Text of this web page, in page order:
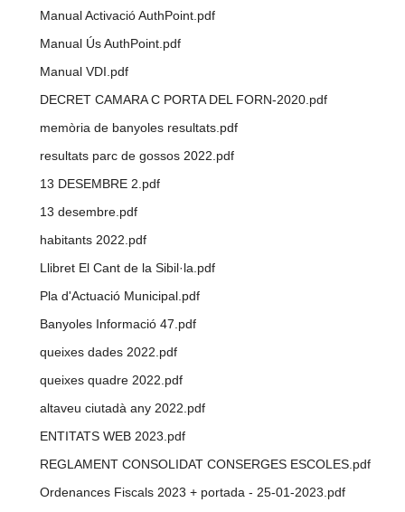
Manual Activació AuthPoint.pdf
Manual Ús AuthPoint.pdf
Manual VDI.pdf
DECRET CAMARA C PORTA DEL FORN-2020.pdf
memòria de banyoles resultats.pdf
resultats parc de gossos 2022.pdf
13 DESEMBRE 2.pdf
13 desembre.pdf
habitants 2022.pdf
Llibret El Cant de la Sibil·la.pdf
Pla d'Actuació Municipal.pdf
Banyoles Informació 47.pdf
queixes dades 2022.pdf
queixes quadre 2022.pdf
altaveu ciutadà any 2022.pdf
ENTITATS WEB 2023.pdf
REGLAMENT CONSOLIDAT CONSERGES ESCOLES.pdf
Ordenances Fiscals 2023 + portada - 25-01-2023.pdf